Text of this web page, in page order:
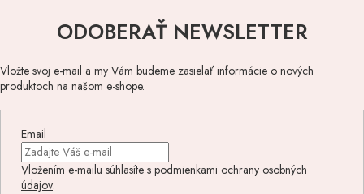
ODOBERAŤ NEWSLETTER
Vložte svoj e-mail a my Vám budeme zasielať informácie o nových
produktoch na našom e-shope.
Email
Vložením e-mailu súhlasíte s podmienkami ochrany osobných
údajov.